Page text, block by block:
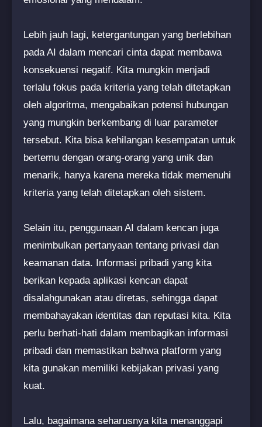
Lebih jauh lagi, ketergantungan yang berlebihan
pada AI dalam mencari cinta dapat membawa
konsekuensi negatif. Kita mungkin menjadi
terlalu fokus pada kriteria yang telah ditetapkan
oleh algoritma, mengabaikan potensi hubungan
yang mungkin berkembang di luar parameter
tersebut. Kita bisa kehilangan kesempatan untuk
bertemu dengan orang-orang yang unik dan
menarik, hanya karena mereka tidak memenuhi
kriteria yang telah ditetapkan oleh sistem.
Selain itu, penggunaan AI dalam kencan juga
menimbulkan pertanyaan tentang privasi dan
keamanan data. Informasi pribadi yang kita
berikan kepada aplikasi kencan dapat
disalahgunakan atau diretas, sehingga dapat
membahayakan identitas dan reputasi kita. Kita
perlu berhati-hati dalam membagikan informasi
pribadi dan memastikan bahwa platform yang
kita gunakan memiliki kebijakan privasi yang
kuat.
Lalu, bagaimana seharusnya kita menanggapi